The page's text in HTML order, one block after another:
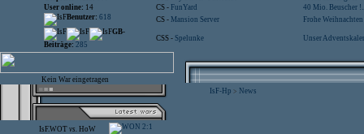
User online: 14 CS - FunYard
40 Mio. Beuscher
Benutzer: 618 CS - Mansion Server
Frohe
GB-
Beiträge: 285
CSS - Spelunke Unser
Kein War eingetragen
IsF.WOT vs. HoW 2:1
IsF-Hp > News